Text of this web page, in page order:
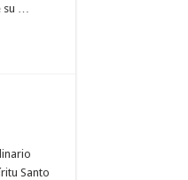
su …
Santo